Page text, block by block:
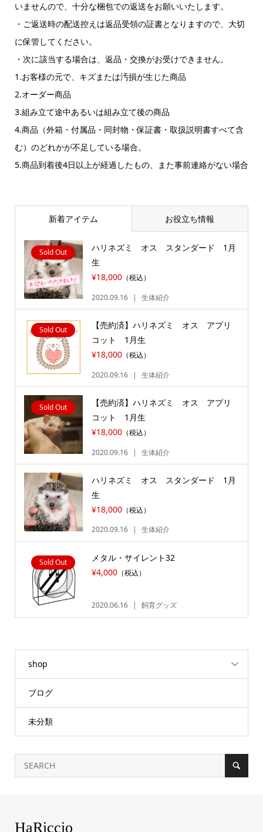
いませんので、十分な梱包での返送をお願いいたします。
・ご返送時の配送控えは返品受領の証書となりますので、大切
に保管してください。
・次に該当する場合は、返品・交換がお受けできません。
1.お客様の元で、キズまたは汚損が生じた商品
2.オーダー商品
3.組み立て途中あるいは組み立て後の商品
4.商品（外箱・付属品・同封物・保証書・取扱説明書すべて含
む）のどれかが不足している場合。
5.商品到着後4日以上が経過したもの、また事前連絡がない場合
新着アイテム お役立ち情報
Sold Out
ハリネズミ オス スタンダード 1月
生
¥18,000（税込）
2020.09.16
生体紹介
Sold Out
【売約済】ハリネズミ オス アプリ
コット 1月生
¥18,000（税込）
2020.09.16
生体紹介
Sold Out
【売約済】ハリネズミ オス アプリ
コット 1月生
¥18,000（税込）
2020.09.16
生体紹介
ハリネズミ オス スタンダード 1月
生
¥18,000（税込）
2020.09.16
生体紹介
Sold Out
メタル・サイレント32
¥4,000（税込）
2020.06.16 飼育グッズ
shop
ブログ
未分類
HaRiccio